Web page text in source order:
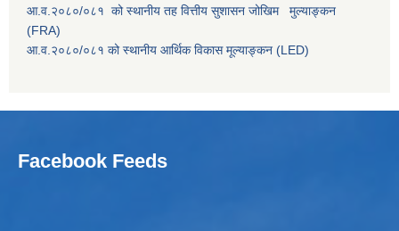
आ.व.२०८०/०८१ को स्थानीय तह वित्तीय सुशासन जोखिम मुल्याङ्कन
(FRA)
आ.व.२०८०/०८१ को स्थानीय आर्थिक विकास मूल्याङ्कन (LED)
Facebook Feeds